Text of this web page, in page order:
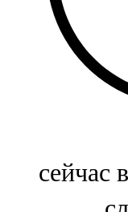
Баулы
107,5 FM
Биләр
Болгар
сейчас